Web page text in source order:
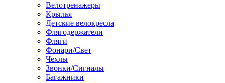
Велотренажеры
Крылья
Детские велокресла
Флягодержатели
Фляги
Фонари/Свет
Чехлы
Звонки/Сигналы
Багажники